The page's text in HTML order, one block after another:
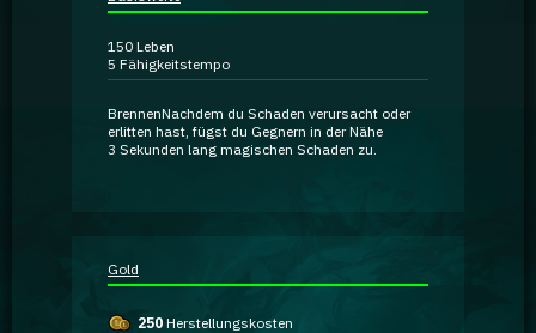
150 Leben
5 Fähigkeitstempo
BrennenNachdem du Schaden verursacht oder
erlitten hast, fügst du Gegnern in der Nähe
3 Sekunden lang magischen Schaden zu.
Gold
250 Herstellungskosten